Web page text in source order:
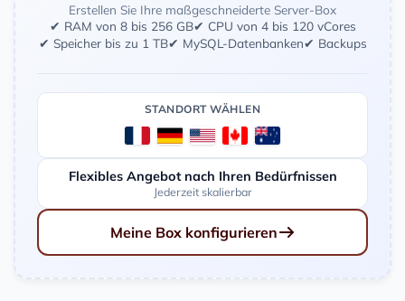
Erstellen Sie Ihre maßgeschneiderte Server-Box
✔ RAM von 8 bis 256 GB✔ CPU von 4 bis 120 vCores
✔ Speicher bis zu 1 TB✔ MySQL-Datenbanken✔ Backups
STANDORT WÄHLEN
Flexibles Angebot nach Ihren Bedürfnissen
Jederzeit skalierbar
Meine Box konfigurieren